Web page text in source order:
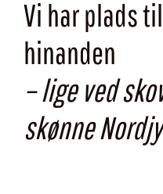
Vi har plads
hinanden
– lige ved
skønne